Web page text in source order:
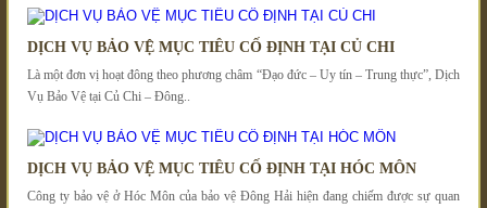
DỊCH VỤ BẢO VỆ MỤC TIÊU CỐ ĐỊNH TẠI CỦ CHI
Là một đơn vị hoạt đông theo phương châm “Đạo đức – Uy tín – Trung thực”, Dịch
Vụ Bảo Vệ tại Củ Chi – Đông..
DỊCH VỤ BẢO VỆ MỤC TIÊU CỐ ĐỊNH TẠI HÓC MÔN
Công ty bảo vệ ở Hóc Môn của bảo vệ Đông Hải hiện đang chiếm được sự quan